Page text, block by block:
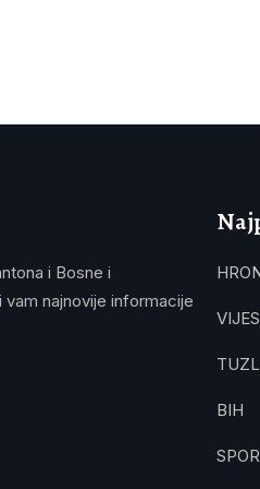
i Bosne i
najnovije informacije
BIH